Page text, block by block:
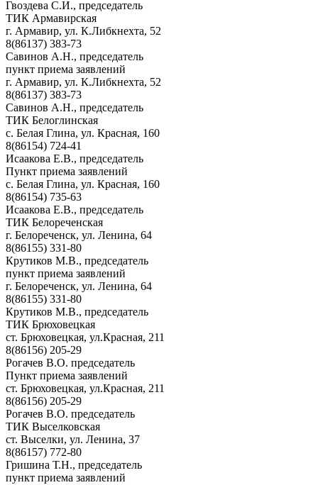
Гвоздева С.И., председатель
ТИК Армавирская
г. Армавир, ул. К.Либкнехта, 52
8(86137) 383-73
Савинов А.Н., председатель
пункт приема заявлений
г. Армавир, ул. К.Либкнехта, 52
8(86137) 383-73
Савинов А.Н., председатель
ТИК Белоглинская
с. Белая Глина, ул. Красная, 160
8(86154) 724-41
Исаакова Е.В., председатель
Пункт приема заявлений
с. Белая Глина, ул. Красная, 160
8(86154) 735-63
Исаакова Е.В., председатель
ТИК Белореченская
г. Белореченск, ул. Ленина, 64
8(86155) 331-80
Крутиков М.В., председатель
пункт приема заявлений
г. Белореченск, ул. Ленина, 64
8(86155) 331-80
Крутиков М.В., председатель
ТИК Брюховецкая
ст. Брюховецкая, ул.Красная, 211
8(86156) 205-29
Рогачев В.О. председатель
Пункт приема заявлений
ст. Брюховецкая, ул.Красная, 211
8(86156) 205-29
Рогачев В.О. председатель
ТИК Выселковская
ст. Выселки, ул. Ленина, 37
8(86157) 772-80
Гришина Т.Н., председатель
пункт приема заявлений